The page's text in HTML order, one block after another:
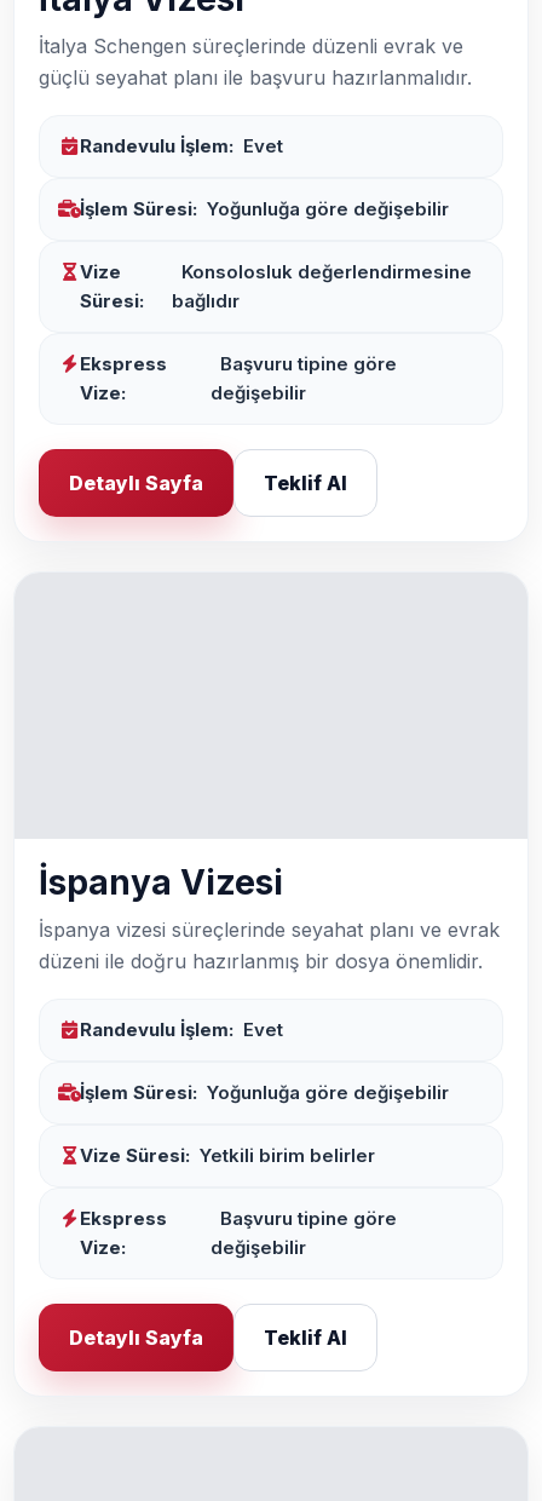
İtalya Schengen süreçlerinde düzenli evrak ve
güçlü seyahat planı ile başvuru hazırlanmalıdır.
Randevulu İşlem: Evet
İşlem Süresi: Yoğunluğa göre değişebilir
Vize
Süresi:
Konsolosluk değerlendirmesine
bağlıdır
Ekspress
Vize:
Başvuru tipine göre
değişebilir
Detaylı Sayfa Teklif Al
İspanya Vizesi
İspanya vizesi süreçlerinde seyahat planı ve evrak
düzeni ile doğru hazırlanmış bir dosya önemlidir.
Randevulu İşlem: Evet
İşlem Süresi: Yoğunluğa göre değişebilir
Vize Süresi: Yetkili birim belirler
Ekspress
Vize:
Başvuru tipine göre
değişebilir
Detaylı Sayfa Teklif Al